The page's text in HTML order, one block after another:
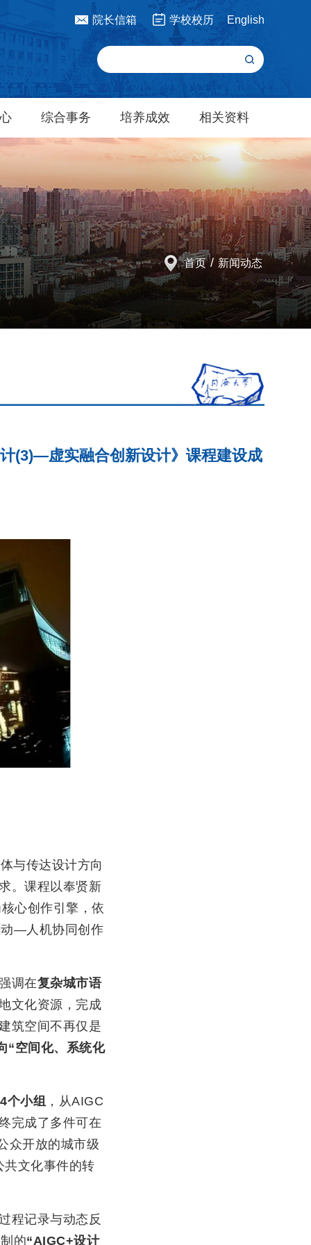
院长信箱 学校校历 English
综合事务 培养成效 相关资料
首页 / 新闻动态
(3)—虚实融合创新设计》课程建设成
与传达设计方向
。课程以奉贤新
心创作引擎，依
动—人机协同创作
调在复杂城市语
文化资源，完成
筑空间不再仅是
“空间化、系统化
个小组 ，从AIGC
完成了多件可在
众开放的城市级
共文化事件的转
程记录与动态反
的“AIGC+设计